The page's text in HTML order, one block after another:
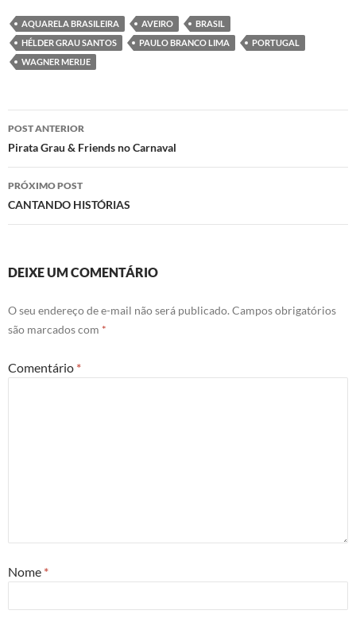
b
o
o
k
t
e
r
e
d
I
n
s
A
p
p
AQUARELA BRASILEIRA AVEIRO
BRASIL
HÉLDER GRAU SANTOS
PAULO BRANCO LIMA
PORTUGAL
WAGNER MERIJE
Navegação
de
posts
POST ANTERIOR
Pirata Grau & Friends no Carnaval
PRÓXIMO POST
CANTANDO HISTÓRIAS
DEIXE UM COMENTÁRIO
O seu endereço de e-mail não será publicado. Campos obrigatórios
são marcados com *
Comentário *
Nome *